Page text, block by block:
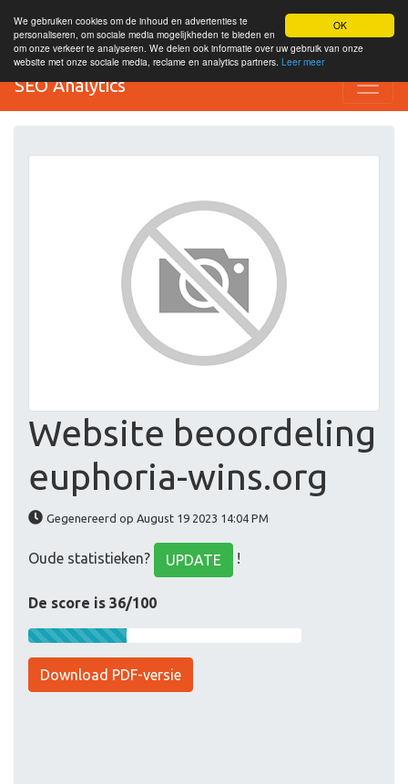
OK
We gebruiken cookies om de inhoud en advertenties te
personaliseren, om sociale media mogelijkheden te bieden en
om onze verkeer te analyseren. We delen ook informatie over uw gebruik van onze
website met onze sociale media, reclame en analytics partners. Leer meer
SEO Analytics
Website beoordeling
euphoria-wins.org
Gegenereerd op August 19 2023 14:04 PM
Oude statistieken? UPDATE !
De score is 36/100
Download PDF-versie